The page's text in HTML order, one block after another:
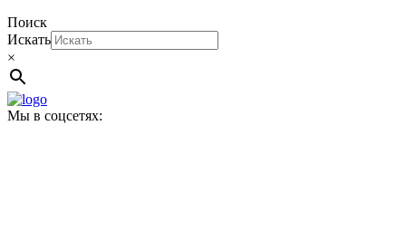
Поиск
Искать
×
Мы в соцсетях: